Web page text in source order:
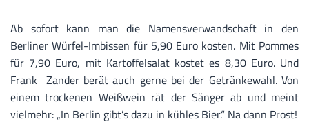
Ab sofort kann man die Namensverwandschaft in den
Berliner Würfel-Imbissen für 5,90 Euro kosten. Mit Pommes
für 7,90 Euro, mit Kartoffelsalat kostet es 8,30 Euro. Und
Frank Zander berät auch gerne bei der Getränkewahl. Von
einem trockenen Weißwein rät der Sänger ab und meint
vielmehr: „In Berlin gibt’s dazu in kühles Bier.“ Na dann Prost!